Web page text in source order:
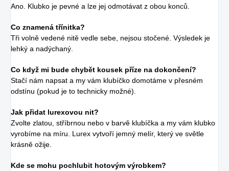
Ano. Klubko je pevné a lze jej odmotávat z obou konců.
Co znamená třínitka?
Tři volně vedené nitě vedle sebe, nejsou stočené. Výsledek je
lehký a nadýchaný.
Co když mi bude chybět kousek příze na dokončení?
Stačí nám napsat a my vám klubíčko domotáme v přesném
odstínu (pokud je to technicky možné).
Jak přidat lurexovou nit?
Zvolte zlatou, stříbrnou nebo v barvě klubíčka a my vám klubko
vyrobíme na míru. Lurex vytvoří jemný melír, který ve světle
krásně ožije.
Kde se mohu pochlubit hotovým výrobkem?